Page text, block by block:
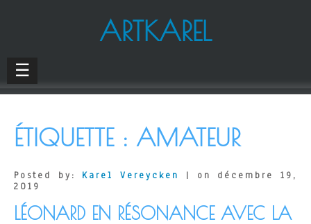
ARTKAREL
☰
ÉTIQUETTE : AMATEUR
Posted by: Karel Vereycken
| on décembre 19,
2019
LÉONARD EN RÉSONANCE AVEC LA